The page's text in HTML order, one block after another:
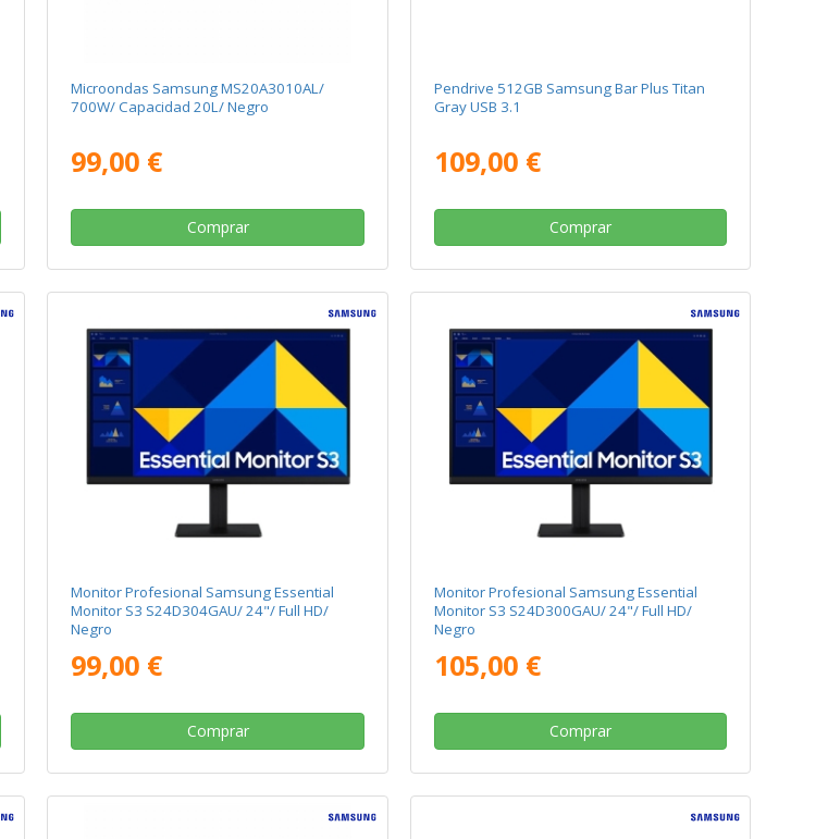
Microondas Samsung MS20A3010AL/
700W/ Capacidad 20L/ Negro
99,00 €
Comprar
Pendrive 512GB Samsung Bar Plus Titan
Gray USB 3.1
109,00 €
Comprar
Monitor Profesional Samsung Essential
Monitor S3 S24D304GAU/ 24"/ Full HD/
Negro
99,00 €
Comprar
Monitor Profesional Samsung Essential
Monitor S3 S24D300GAU/ 24"/ Full HD/
Negro
105,00 €
Comprar